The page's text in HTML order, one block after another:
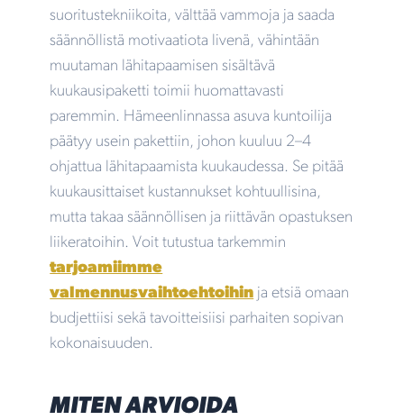
suoritustekniikoita, välttää vammoja ja saada
säännöllistä motivaatiota livenä, vähintään
muutaman lähitapaamisen sisältävä
kuukausipaketti toimii huomattavasti
paremmin. Hämeenlinnassa asuva kuntoilija
päätyy usein pakettiin, johon kuuluu 2–4
ohjattua lähitapaamista kuukaudessa. Se pitää
kuukausittaiset kustannukset kohtuullisina,
mutta takaa säännöllisen ja riittävän opastuksen
liikeratoihin. Voit tutustua tarkemmin
tarjoamiimme
valmennusvaihtoehtoihin ja etsiä omaan
budjettiisi sekä tavoitteisiisi parhaiten sopivan
kokonaisuuden.
MITEN ARVIOIDA